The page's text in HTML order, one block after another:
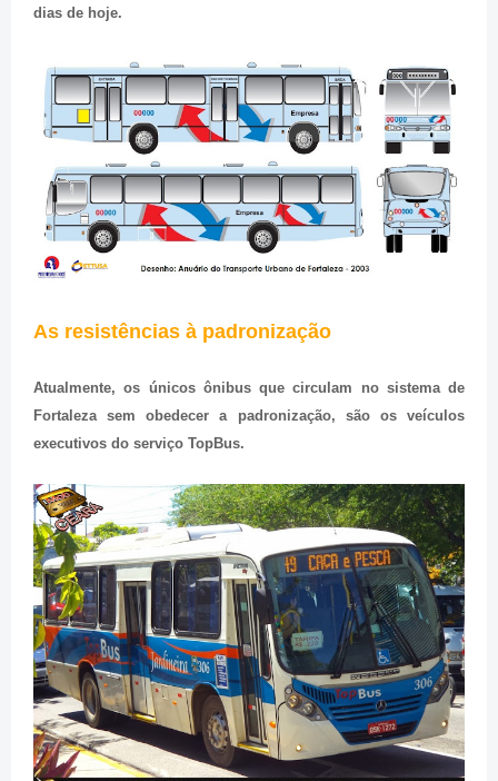
dias de hoje.
As resistências à padronização
Atualmente, os únicos ônibus que circulam no sistema de
Fortaleza sem obedecer a padronização, são os veículos
executivos do serviço TopBus.